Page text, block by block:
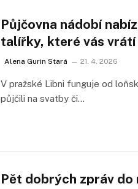
Půjčovna nádobí
talířky, které vás
Alena Gurin Stará 21. 4. 2026
V pražské Libni funguje od
půjčili na svatby či…
Pět dobrých zpráv do